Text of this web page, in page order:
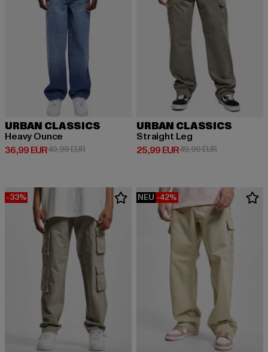
URBAN CLASSICS
Heavy Ounce
36,99 EUR
Derzeitiger Preis: 36,99 EUR
49,99 EURAktionspreis: 49,99 EUR
URBAN CLASSICS
Straight Leg
25,99 EUR
Derzeitiger Preis: 25,99 EUR
49,99 EURAktionspreis:
-33% NEU -42%